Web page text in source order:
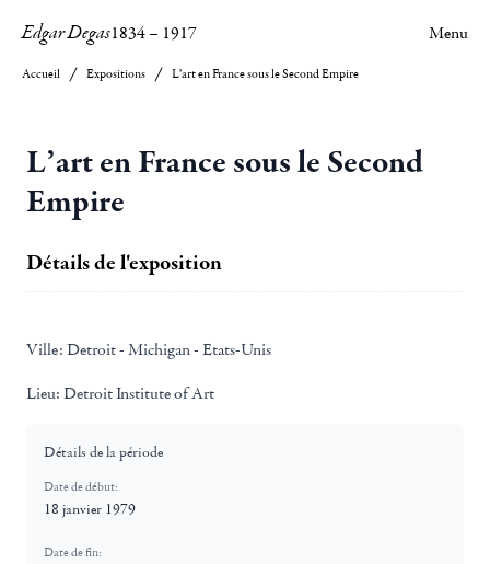
Edgar Degas1834– 1917 Menu
Accueil Expositions L’art en France sous le Second Empire
L’art en France sous le Second
Empire
Détails de l'exposition
Ville: Detroit - Michigan - Etats-Unis
Lieu: Detroit Institute of Art
Détails de la période
Date de début:
18 janvier 1979
Date de fin: